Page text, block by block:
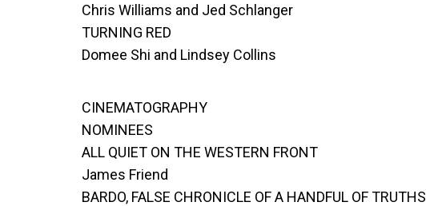
Chris Williams and Jed Schlanger
TURNING RED
Domee Shi and Lindsey Collins
CINEMATOGRAPHY
NOMINEES
ALL QUIET ON THE WESTERN FRONT
James Friend
BARDO, FALSE CHRONICLE OF A HANDFUL OF TRUTHS